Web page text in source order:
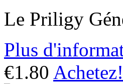
Le Priligy
Plus
€1.80 Achetez!